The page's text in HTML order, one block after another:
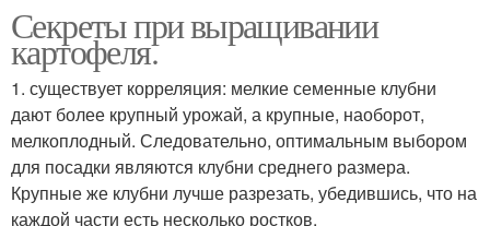
Секреты при выращивании
картофеля.
1. существует корреляция: мелкие семенные клубни
дают более крупный урожай, а крупные, наоборот,
мелкоплодный. Следовательно, оптимальным выбором
для посадки являются клубни среднего размера.
Крупные же клубни лучше разрезать, убедившись, что на
каждой части есть несколько ростков.